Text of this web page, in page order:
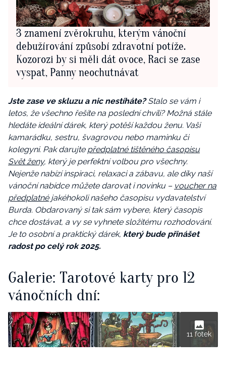
3 znamení zvěrokruhu, kterým vánoční
debužírování způsobí zdravotní potíže.
Kozorozi by si měli dát ovoce, Raci se zase
vyspat, Panny neochutnávat
Jste zase ve skluzu a nic nestíháte?Stalo se vám i
letos, že všechno řešíte na poslední chvíli? Možná stále
hledáte ideální dárek, který potěší každou ženu. Vaši
kamarádku, sestru, švagrovou nebo maminku či
kolegyni. Pak darujte předplatné tištěného časopisu
Svět ženy, který je perfektní volbou pro všechny.
Nejenže nabízí inspiraci, relaxaci a zábavu, ale díky naší
vánoční nabídce můžete darovat i novinku – voucher na
předplatnéjakéhokoli našeho časopisu vydavatelství
Burda. Obdarovaný si tak sám vybere, který časopis
chce dostávat, a vy se vyhnete složitému rozhodování.
Je to osobní a praktický dárek, který bude přinášet
radost po celý rok 2025.
Galerie: Tarotové karty pro 12
vánočních dní:
11 fotek